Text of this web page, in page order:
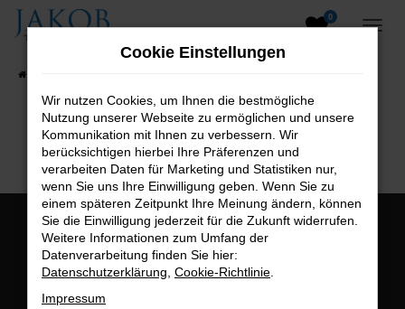
Zum
0
B2B-Shop
Öffnungszeiten:
Montag bis Freitag:
Cookie Einstellungen
Wir nutzen Cookies, um Ihnen die bestmögliche
Nutzung unserer Webseite zu ermöglichen und unsere
Kommunikation mit Ihnen zu verbessern. Wir
berücksichtigen hierbei Ihre Präferenzen und
verarbeiten Daten für Marketing und Statistiken nur,
wenn Sie uns Ihre Einwilligung geben. Wenn Sie zu
einem späteren Zeitpunkt Ihre Meinung ändern, können
Sie die Einwilligung jederzeit für die Zukunft widerrufen.
Weitere Informationen zum Umfang der
Datenverarbeitung finden Sie hier:
Datenschutzerklärung Cookie-Richtlinie
Impressum